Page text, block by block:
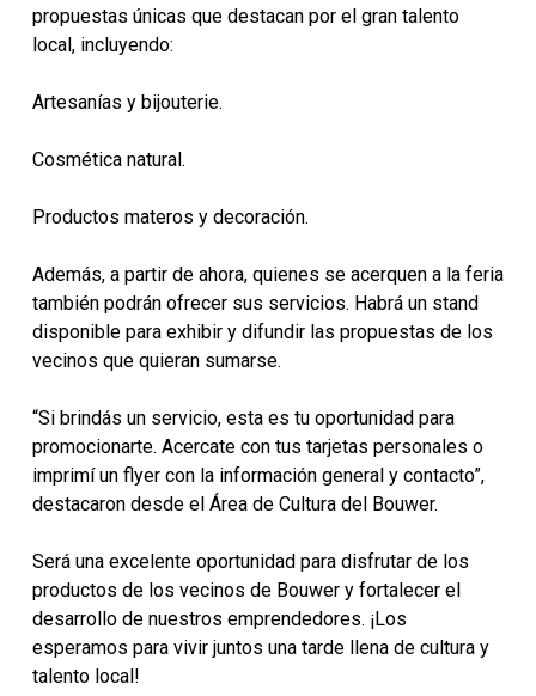
propuestas únicas que destacan por el gran talento
local, incluyendo:
Artesanías y bijouterie.
Cosmética natural.
Productos materos y decoración.
Además, a partir de ahora, quienes se acerquen a la feria
también podrán ofrecer sus servicios. Habrá un stand
disponible para exhibir y difundir las propuestas de los
vecinos que quieran sumarse.
“Si brindás un servicio, esta es tu oportunidad para
promocionarte. Acercate con tus tarjetas personales o
imprimí un flyer con la información general y contacto”,
destacaron desde el Área de Cultura del Bouwer.
Será una excelente oportunidad para disfrutar de los
productos de los vecinos de Bouwer y fortalecer el
desarrollo de nuestros emprendedores. ¡Los
esperamos para vivir juntos una tarde llena de cultura y
talento local!